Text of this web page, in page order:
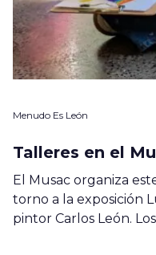
Menudo Es León
Talleres en el
El Musac organiza
torno a la exposición
pintor Carlos León.